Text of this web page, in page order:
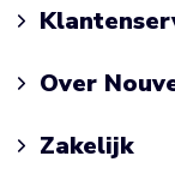
Over
Zakelijk